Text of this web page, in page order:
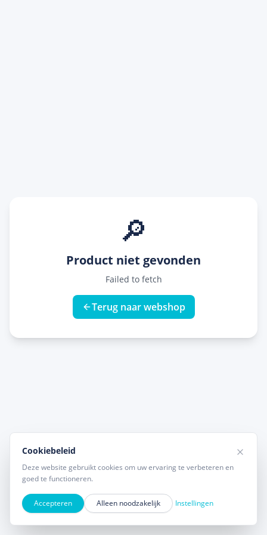
🔎
Product niet gevonden
Failed to fetch
Terug naar webshop
Cookiebeleid
Deze website gebruikt cookies om uw ervaring te verbeteren en
goed te functioneren.
Accepteren Alleen noodzakelijk Instellingen